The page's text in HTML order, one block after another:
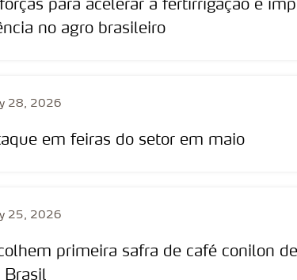
para acelerar a fertirrigação e
no agro brasileiro
28, 2026
em feiras do setor em maio
25, 2026
colhem primeira safra de café conilon
Brasil